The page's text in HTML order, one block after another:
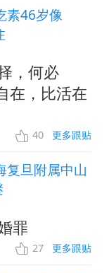
素46岁像
，何必
在，比活在
40 更多跟贴
复旦附属中山
罪
27 更多跟贴